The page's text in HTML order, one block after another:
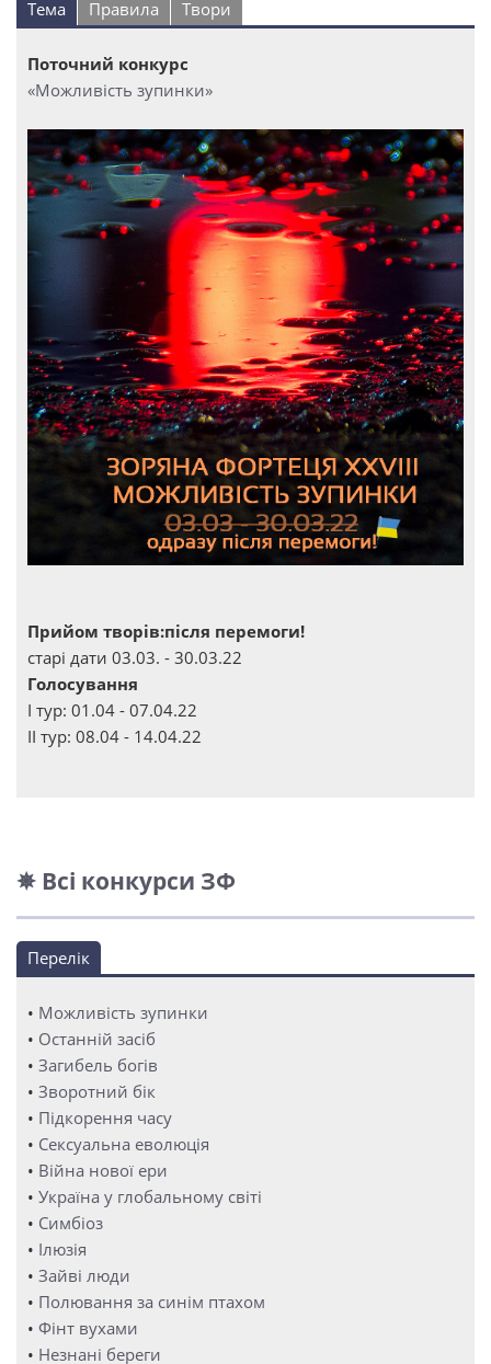
Тема Правила Твори
Поточний конкурс
«Можливість зупинки»
Прийом творів:після перемоги!
старі дати 03.03. - 30.03.22
Голосування
І тур: 01.04 - 07.04.22
ІІ тур: 08.04 - 14.04.22
✵ Всі конкурси ЗФ
Перелік
• Можливість зупинки
• Останній засіб
• Загибель богів
• Зворотний бік
• Підкорення часу
• Сексуальна еволюція
• Війна нової ери
• Україна у глобальному світі
• Симбіоз
• Ілюзія
• Зайві люди
• Полювання за синім птахом
• Фінт вухами
• Незнані береги